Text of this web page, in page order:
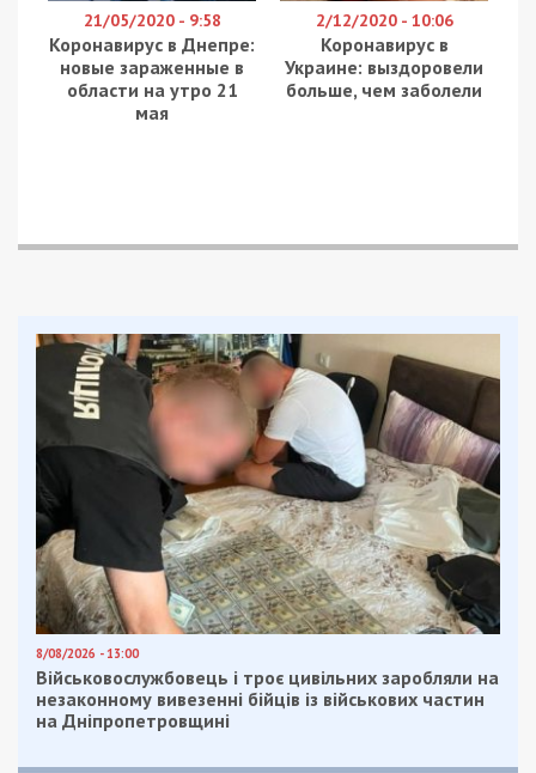
С помощью гидравлического инструмента
спасатели достали тело погибшего мужчины из
покореженного автомобиля. С дороги смыли
горюче-смазочные материалы. Спасатели
собрали пчел в полиэтиленовые мешки, вывезли
В центре Днепра лечат 200-летний дуб,
посаженный казаком Глобой